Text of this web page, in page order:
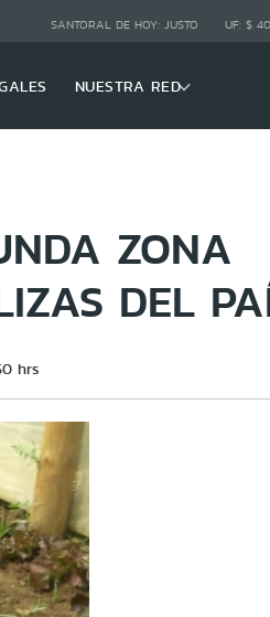
SANTORAL DE HOY: JUSTO UF: $
NUESTRA RED
ZONA
DEL
hrs